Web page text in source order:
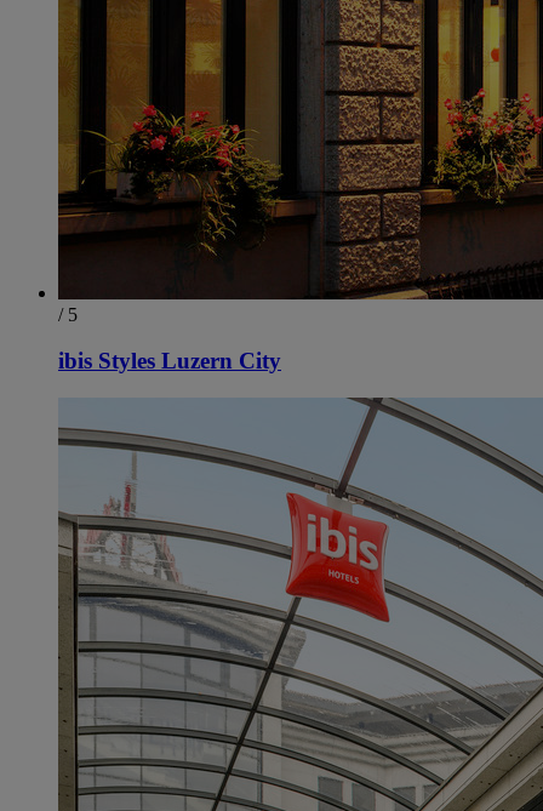
/ 5
ibis Styles Luzern City